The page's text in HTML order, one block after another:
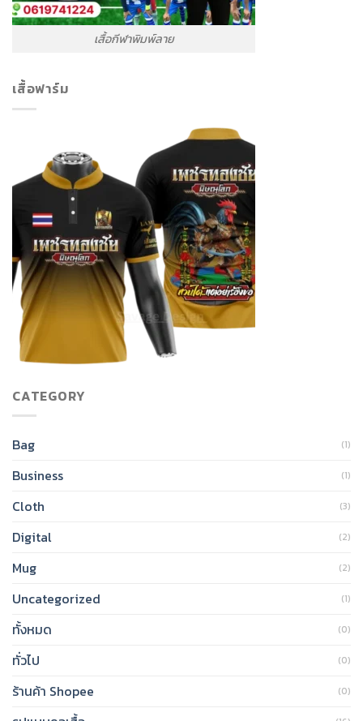
เสื้อกีฬาพิมพ์ลาย
เสื้อฟาร์ม
CATEGORY
Bag (1)
Business (1)
Cloth (3)
Digital (2)
Mug (2)
Uncategorized (1)
ทั้งหมด (0)
ทั่วไป (0)
ร้านค้า Shopee (0)